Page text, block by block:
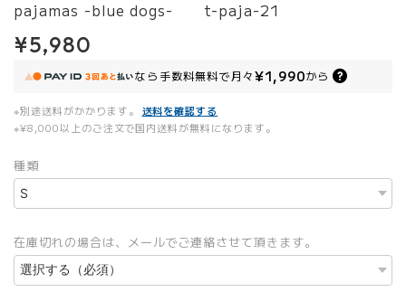
pajamas -blue dogs- t-paja-21
¥5,980
なら 手数料無料で月々¥1,990から
※別途送料がかかります。
送料を確認する
※¥8,000以上のご注文で国内送料が無料になります。
種類
在庫切れの場合は、メールでご連絡させて頂きます。